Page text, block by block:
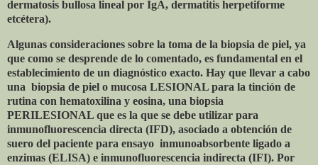
dermatosis bullosa lineal por IgA, dermatitis herpetiforme
etcétera).
Algunas consideraciones sobre la toma de la biopsia de piel, ya
que como se desprende de lo comentado, es fundamental en el
establecimiento de un diagnóstico exacto. Hay que llevar a cabo
una biopsia de piel o mucosa LESIONAL para la tinción de
rutina con hematoxilina y eosina, una biopsia
PERILESIONAL que es la que se debe utilizar para
inmunofluorescencia directa (IFD), asociado a obtención de
suero del paciente para ensayo inmunoabsorbente ligado a
enzimas (ELISA) e inmunofluorescencia indirecta (IFI). Por